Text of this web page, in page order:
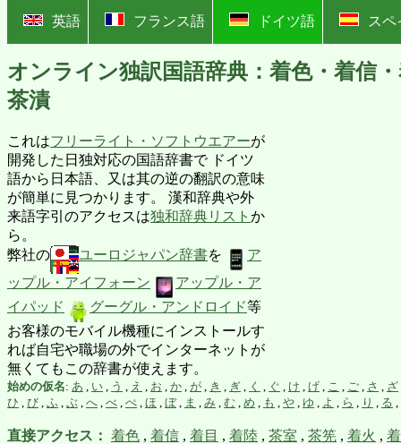
英語 フランス語 ドイツ語 スペ
オンライン独訳国語辞典：着色・着信
茶漬
これはフリーライト・ソフトウエアーが
開発した日独対応の国語辞書で ドイツ
語から日本語、又は其の逆の翻訳の意味
が簡単に見つかります。 漢和辞典や外
来語字引のアクセスは独和辞典リスト か
ら。
弊社の
ユーロジャパン辞書を
ア
ップル・アイフォーン
アップル・ア
イパッド
グーグル・アンドロイド等
お客様のモバイル機種にインストールす
れば自宅や職場の外でインターネットが
無くてもこの辞書が使えます。
始めの仮名: あ い う え お か が き ぎ く ぐ け げ こ ご さ ざ
ひ
び ふ ぶ へ べ ぺ ほ ぼ, ま み む め も や ゆ よ ら り る
直接アクセス： 着色 , 着信 , 着目 , 着陸 , 茶室 , 茶筅 , 着火 ,